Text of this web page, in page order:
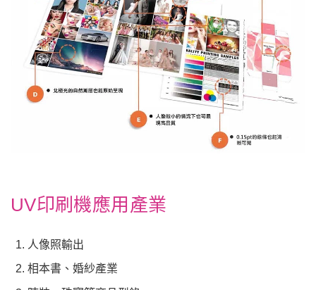
UV印刷機應用產業
人像照輸出
相本書、婚紗產業